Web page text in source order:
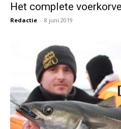
Het complete
Redactie - 8 juni 2019